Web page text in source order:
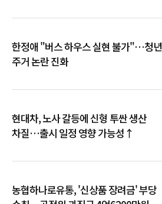
한정애 "버스 하우스 실현 불가"…청년
주거 논란 진화
현대차, 노사 갈등에 신형 투싼 생산
차질…출시 일정 영향 가능성↑
농협하나로유통, '신상품 장려금' 부당